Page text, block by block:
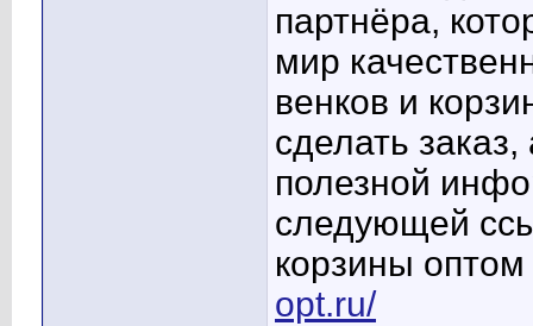
партнёра,
мир
венков и
сделать
полезной
следующей
корзины
opt.ru/